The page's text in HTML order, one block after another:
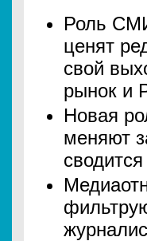
Роль
ценят
свой
рынок и
Новая
меняют